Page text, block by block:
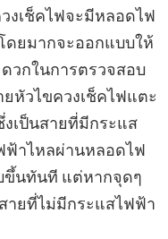
งเช็คไฟจะมีหลอดไฟ
ดยมากจะออกแบบให้
วกในการตรวจสอบ
หัวไขควงเช็คไฟแตะ
เป็นสายที่มีกระแส
ฟ้าไหลผ่านหลอดไฟ
ขึ้นทันที แต่หากจุดๆ
ายที่ไม่มีกระแสไฟฟ้า